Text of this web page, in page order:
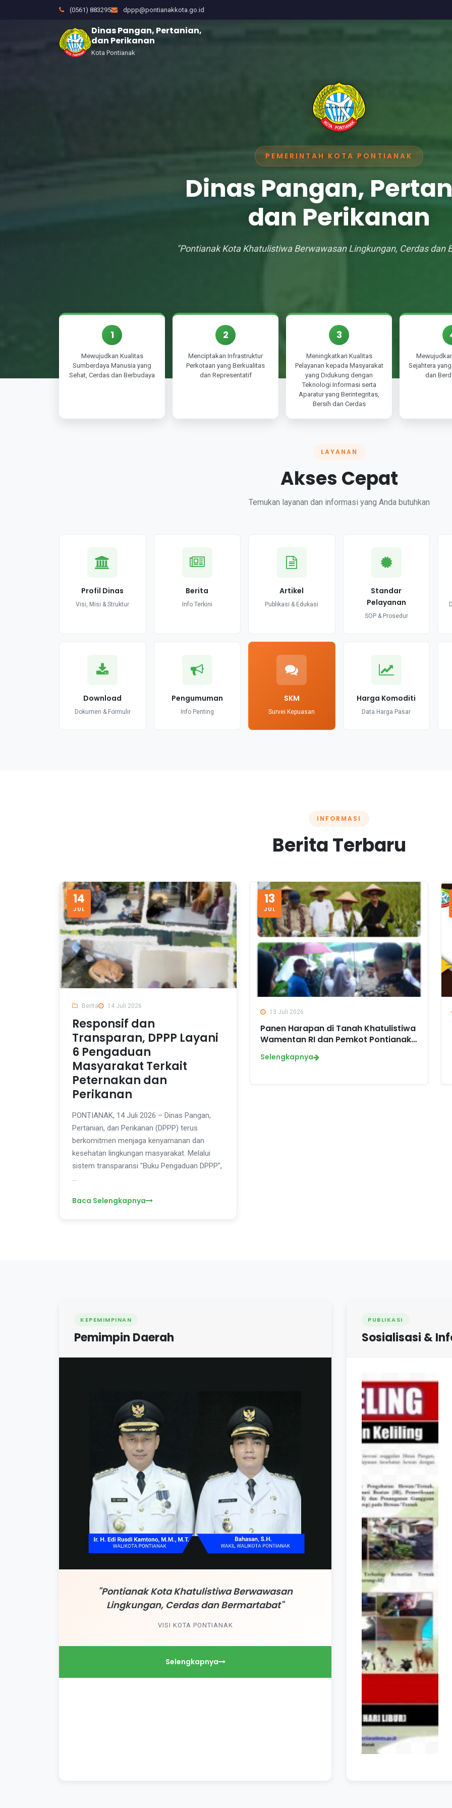
Dinas Pangan, Pertanian,
dan Perikanan
Kota Pontianak
(0561) 883295 dppp@pontianakkota.go.id
PEMERINTAH KOTA PONTIANAK
Dinas Pangan,
dan Perikanan
"Pontianak Kota Khatulistiwa Berwawasan Lingkungan, Cerdas dan
1
Mewujudkan Kualitas
Sumberdaya Manusia yang
Sehat, Cerdas dan Berbudaya
2
Menciptakan Infrastruktur
Perkotaan yang Berkualitas
dan Representatif
3
Meningkatkan Kualitas
Pelayanan kepada Masyarakat
yang Didukung dengan
Teknologi Informasi serta
Aparatur yang Berintegritas,
Bersih dan Cerdas
Sejahtera
dan
LAYANAN
Akses Cepat
Temukan layanan dan informasi yang Anda butuhkan
Profil Dinas
Visi, Misi & Struktur
Berita
Info Terkini
Artikel
Publikasi & Edukasi
Standar
Pelayanan
SOP & Prosedur
Download
Dokumen & Formulir
Pengumuman
Info Penting
SKM
Survei Kepuasan
Harga Komoditi
Data Harga Pasar
INFORMASI
Berita Terbaru
14
JUL
Berita 14 Juli 2026
Responsif dan
Transparan, DPPP Layani
6 Pengaduan
Masyarakat Terkait
Peternakan dan
Perikanan
PONTIANAK, 14 Juli 2026 – Dinas Pangan,
Pertanian, dan Perikanan (DPPP) terus
berkomitmen menjaga kenyamanan dan
kesehatan lingkungan masyarakat. Melalui
sistem transparansi "Buku Pengaduan DPPP",
…
Baca Selengkapnya
13
JUL
13 Juli 2026
Panen Harapan di Tanah Khatulistiwa
Wamentan RI dan Pemkot Pontianak…
Selengkapnya
KEPEMIMPINAN
Pemimpin Daerah
"Pontianak Kota Khatulistiwa Berwawasan
Lingkungan, Cerdas dan Bermartabat"
VISI KOTA PONTIANAK
Selengkapnya
PUBLIKASI
Sosialisasi &